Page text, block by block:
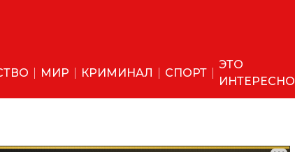
МИР КРИМИНАЛ СПОРТ
ЭТО
ИНТЕРЕСНО